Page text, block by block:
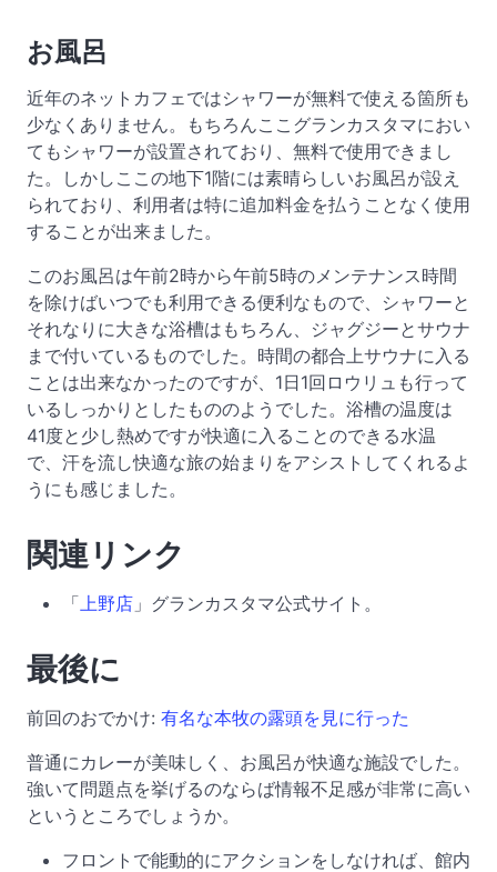
お風呂
近年のネットカフェではシャワーが無料で使える箇所も
少なくありません。もちろんここグランカスタマにおい
てもシャワーが設置されており、無料で使用できまし
た。しかしここの地下1階には素晴らしいお風呂が設え
られており、利用者は特に追加料金を払うことなく使用
することが出来ました。
このお風呂は午前2時から午前5時のメンテナンス時間
を除けばいつでも利用できる便利なもので、シャワーと
それなりに大きな浴槽はもちろん、ジャグジーとサウナ
まで付いているものでした。時間の都合上サウナに入る
ことは出来なかったのですが、1日1回ロウリュも行って
いるしっかりとしたもののようでした。浴槽の温度は
41度と少し熱めですが快適に入ることのできる水温
で、汗を流し快適な旅の始まりをアシストしてくれるよ
うにも感じました。
関連リンク
「 上野店 」グランカスタマ公式サイト。
最後に
前回のおでかけ: 有名な本牧の露頭を見に行った
普通にカレーが美味しく、お風呂が快適な施設でした。
強いて問題点を挙げるのならば情報不足感が非常に高い
というところでしょうか。
フロントで能動的にアクションをしなければ、館内